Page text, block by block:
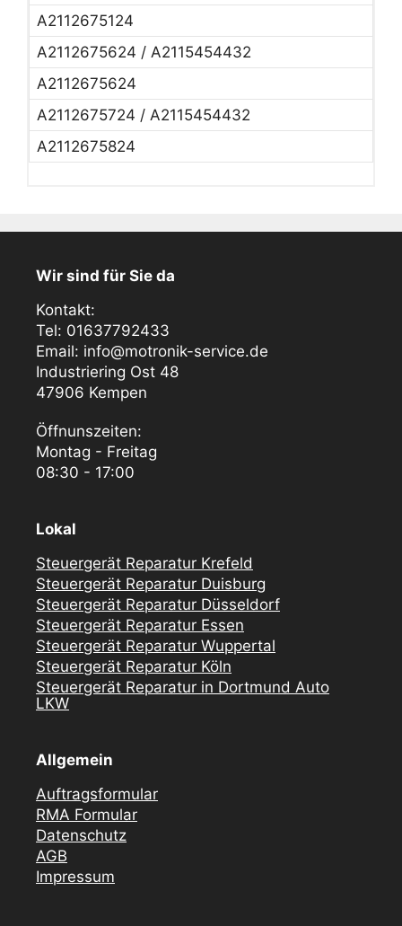
A2112675124
A2112675624 / A2115454432
A2112675624
A2112675724 / A2115454432
A2112675824
Wir sind für Sie da
Kontakt:
Tel: 01637792433
Email: info@motronik-service.de
Industriering Ost 48
47906 Kempen
Öffnunszeiten:
Montag - Freitag
08:30 - 17:00
Lokal
Steuergerät Reparatur Krefeld
Steuergerät Reparatur Duisburg
Steuergerät Reparatur Düsseldorf
Steuergerät Reparatur Essen
Steuergerät Reparatur Wuppertal
Steuergerät Reparatur Köln
Steuergerät Reparatur in Dortmund Auto
LKW
Allgemein
Auftragsformular
RMA Formular
Datenschutz
AGB
Impressum